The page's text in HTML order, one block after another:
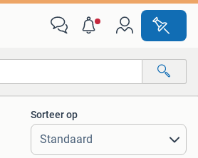
Alle afstanden…
Sorteer op